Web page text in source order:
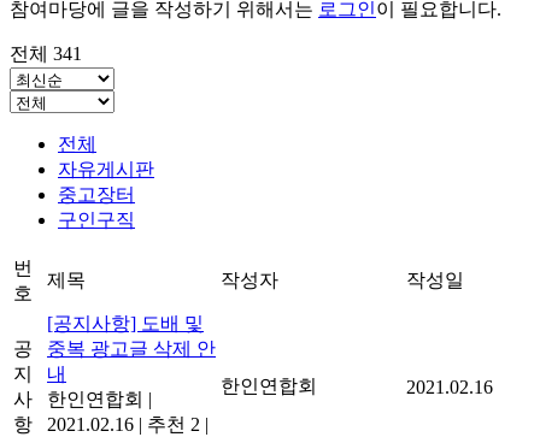
참여마당에 글을 작성하기 위해서는 로그인이 필요합니다.
전체 341
전체
자유게시판
중고장터
구인구직
번
호
제목 작성자 작성일
공
지
사
항
[공지사항] 도배 및
중복 광고글 삭제 안
내
한인연합회 |
2021.02.16 | 추천 2 |
한인연합회 2021.02.16